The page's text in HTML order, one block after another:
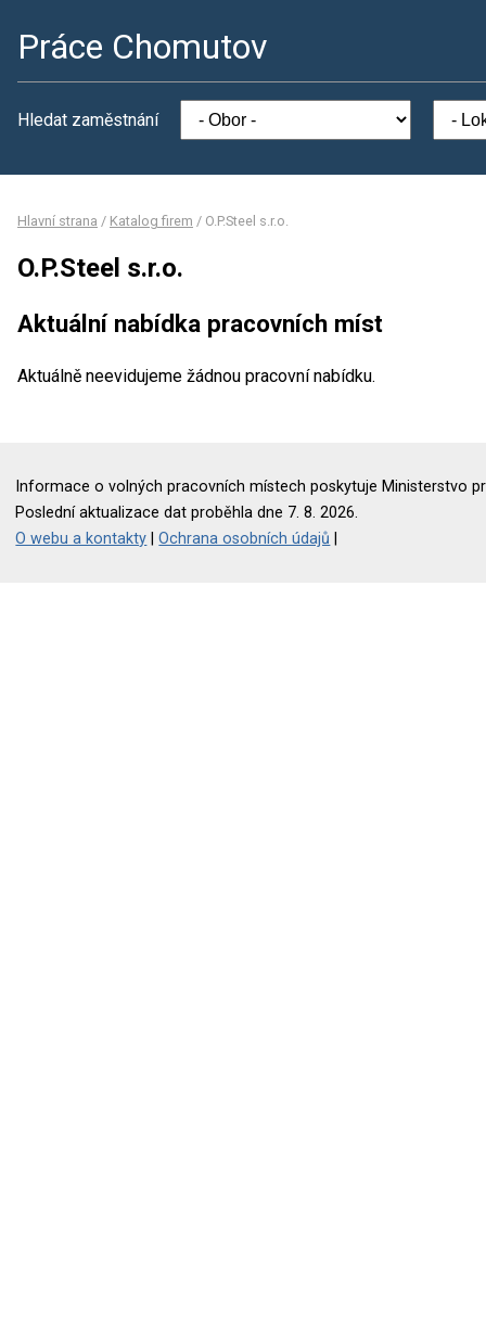
Práce Chomutov
Hledat zaměstnání
Hlavní strana / Katalog firem / O.P.Steel s.r.o.
O.P.Steel s.r.o.
Aktuální nabídka pracovních míst
Aktuálně neevidujeme žádnou pracovní nabídku.
Informace o volných pracovních místech poskytuje Ministerstvo
Poslední aktualizace dat proběhla dne 7. 8. 2026.
O webu a kontakty |Ochrana osobních údajů